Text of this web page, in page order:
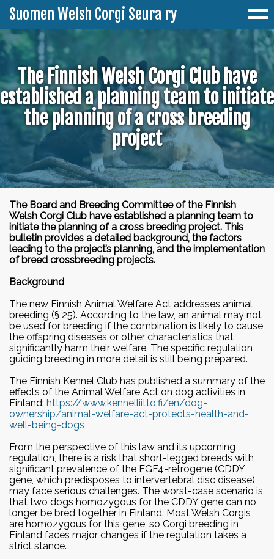
Suomen Welsh Corgi Seura ry
Ajankohtaista
Yhdistys
Jäseneksi
Corgiset-lehti
CorgistiShop
Historia
Toimihenkilöt & yhteystiedot
Alaosastot
Keski-Suomen alaosasto
Pirkanmaan alaosasto
Pohjois-Suomen alaosasto
Itä-Suomen alaosasto
Uudenmaan alaosasto
Yhdistyksen säännöt
Vuosikokoukset
Vuosikokous 2026
Vuosikokous 2024
Vuosikokous 2025
Tietosuojaseloste
Corgeista
Welsh Corgi Pembroke
Pembroken värit
Welsh Corgi Cardigan
Cardiganin värit
Harrastukset
Paimennus
Minustako corgin omistaja?
Ohjeita pentua etsivälle
Pentulista & kodinetsintä
Jalostus
PEVISA
Jalostuksen tavoiteohjelmat
Jalostussuositukset
Selkästrategia
Poikkeuslupamenettelyt
Jalostusohjesääntö
Minustako corgikasvattaja?
Kasvattajat
Teettäisinkö nartullani pennut?
Antaisinko urostani jalostukseen?
Uroslistat
Cardigan urokset
Pembroke urokset
Terveys
Terveystietopankki
Rodussa esiintyvät sairaudet ja viat
Lonkkanivelen kasvuhäiriö
Kyynärnivelen inkongruenssi
Selkäongelmat
Silmäsairaudet
Laforan tauti
Virtsakivet
Tapahtumat
Erikoisnäyttely 2026
Mestaruuskisat
Webinaarit
Paimennustaipumustestit ja -
päivät
Näyttelykalenteri
Tulokset
Vuoden corgit
2025
Vuoden cardiganit 2025
Vuoden pembroket 2025
Vuoden harrastecorgit 2025
2024
Vuoden cardiganit 2024
Vuoden pembroket 2024
Vuoden harrastecorgit 2024
2023
Vuoden cardiganit 2023
Vuoden pembroket 2023
Vuoden harrastecorgit 2023
Erikoisnäyttelyt
Erikoisnäyttely 2026 Turku
Erikoisnäyttely 2025
Tampere
Erikoisnäyttely 2024 Kouvola
Erikoisnäyttely 2023 Jämsä
Erikoisnäyttely 2022
Leppävirta
EuroCorgi Show 2021
Jämsänkoski
Rotumestaruudet
Valiogalleriat
Valiogalleria 2023
Valiogalleria 2022
Valiogalleria 2021
Valiogalleria 2020
Valiogalleria 2019
Säännöt
Linkit
Lomakkeet
Jäsenosio
Facebook
Instagram
The Finnish Welsh Corgi Club have
established a planning team to initiate
the planning of a cross breeding
project
The Board and Breeding Committee of the Finnish
Welsh Corgi Club have established a planning team to
initiate the planning of a cross breeding project. This
bulletin provides a detailed background, the factors
leading to the project’s planning, and the implementation
of breed crossbreeding projects.
Background
The new Finnish Animal Welfare Act addresses animal
breeding (§ 25). According to the law, an animal may not
be used for breeding if the combination is likely to cause
the offspring diseases or other characteristics that
significantly harm their welfare. The specific regulation
guiding breeding in more detail is still being prepared.
The Finnish Kennel Club has published a summary of the
effects of the Animal Welfare Act on dog activities in
Finland: https://www.kennelliitto.fi/en/dog-
ownership/animal-welfare-act-protects-health-and-
well-being-dogs
From the perspective of this law and its upcoming
regulation, there is a risk that short-legged breeds with
significant prevalence of the FGF4-retrogene (CDDY
gene, which predisposes to intervertebral disc disease)
may face serious challenges. The worst-case scenario is
that two dogs homozygous for the CDDY gene can no
longer be bred together in Finland. Most Welsh Corgis
are homozygous for this gene, so Corgi breeding in
Finland faces major changes if the regulation takes a
strict stance.